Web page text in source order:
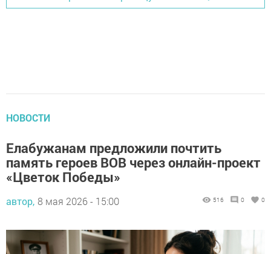
НОВОСТИ
Елабужанам предложили почтить
память героев ВОВ через онлайн-проект
«Цветок Победы»
автор, 8 мая 2026 - 15:00 516 0 0